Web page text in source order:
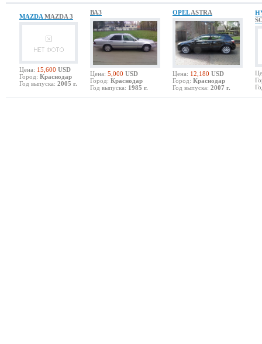
MAZDA MAZDA 3
Цена: 15,600 USD
Город: Краснодар
Год выпуска: 2005 г.
ВАЗ
Цена: 5,000 USD
Город: Краснодар
Год выпуска: 1985 г.
OPELASTRA
Цена: 12,180 USD
Город: Краснодар
Год выпуска: 2007 г.